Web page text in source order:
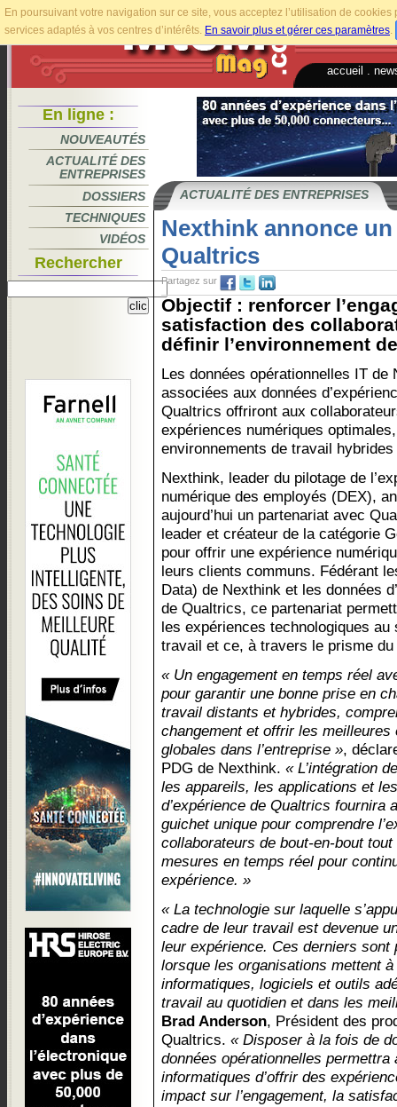
En poursuivant votre navigation sur ce site, vous acceptez l’utilisation de
services adaptés à vos centres d’intérêts. En savoir plus et gérer ces paramètres.
accueil
En ligne :
NOUVEAUTÉS
ACTUALITÉ DES
ENTREPRISES
DOSSIERS
TECHNIQUES
VIDÉOS
Rechercher
ACTUALITÉ DES ENTREPRISES
Nexthink annonce
Qualtrics
Partagez sur
Objectif : renforcer
satisfaction des
définir l’environnement
Les données opérationnelles IT de
associées aux données
Qualtrics offriront aux
expériences numériques
environnements de travail
Nexthink, leader du pilotage de
numérique des employés (DEX),
aujourd’hui un partenariat avec
leader et créateur de la catégorie
pour offrir une expérience
leurs clients communs. Fédérant
Data) de Nexthink et les données
de Qualtrics, ce partenariat
les expériences technologiques
travail et ce, à travers le prisme du
« Un engagement en temps réel
pour garantir une bonne prise en
travail distants et hybrides,
changement et offrir les meilleures
globales dans l’entreprise »,
PDG de Nexthink. « L’intégration
les appareils, les applications et
d’expérience de Qualtrics fournira
guichet unique pour comprendre
collaborateurs de bout-en-bout
mesures en temps réel pour
expérience. »
« La technologie sur laquelle
cadre de leur travail est devenue
leur expérience. Ces derniers sont
lorsque les organisations mettent
informatiques, logiciels et outils
travail au quotidien et dans les
Brad Anderson, Président des
Qualtrics. « Disposer à la fois de
données opérationnelles permettra
informatiques d’offrir des
impact sur l’engagement, la